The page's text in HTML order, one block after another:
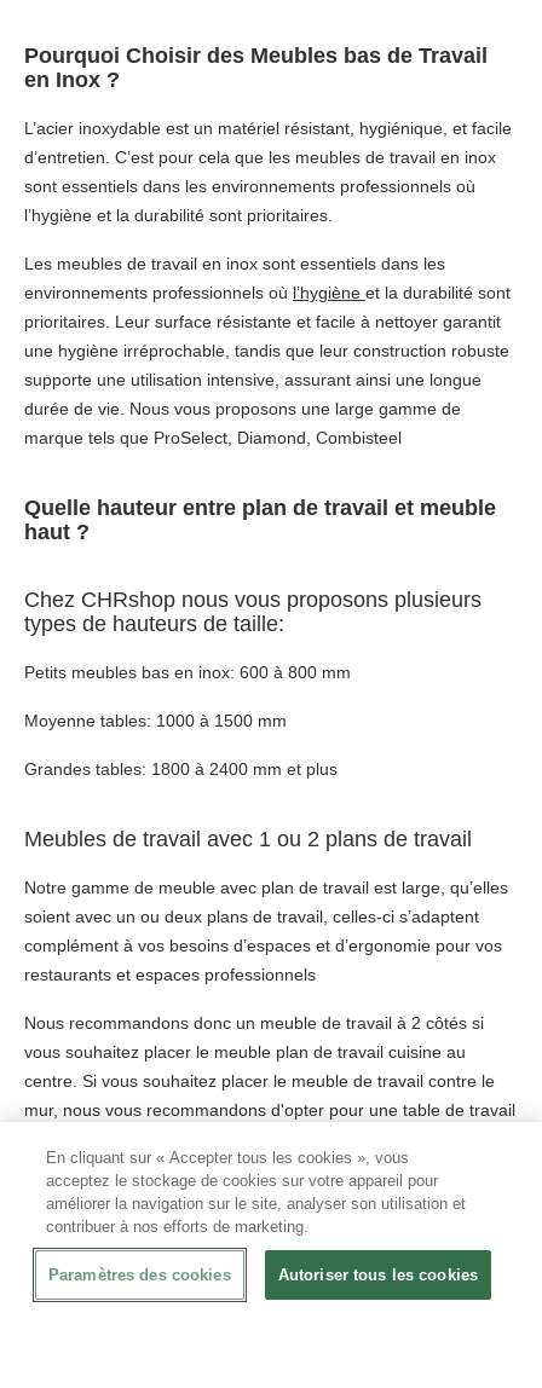
Pourquoi Choisir des Meubles bas de Travail
en Inox ?
L’acier inoxydable est un matériel résistant, hygiénique, et facile
d’entretien. C’est pour cela que les meubles de travail en inox
sont essentiels dans les environnements professionnels où
l’hygiène et la durabilité sont prioritaires.
Les meubles de travail en inox sont essentiels dans les
environnements professionnels où l’hygiène et la durabilité sont
prioritaires. Leur surface résistante et facile à nettoyer garantit
une hygiène irréprochable, tandis que leur construction robuste
supporte une utilisation intensive, assurant ainsi une longue
durée de vie. Nous vous proposons une large gamme de
marque tels que ProSelect, Diamond, Combisteel
Quelle hauteur entre plan de travail et meuble
haut ?
Chez CHRshop nous vous proposons plusieurs
types de hauteurs de taille:
Petits meubles bas en inox: 600 à 800 mm
Moyenne tables: 1000 à 1500 mm
Grandes tables: 1800 à 2400 mm et plus
Meubles de travail avec 1 ou 2 plans de travail
Notre gamme de meuble avec plan de travail est large, qu’elles
soient avec un ou deux plans de travail, celles-ci s’adaptent
complément à vos besoins d’espaces et d’ergonomie pour vos
restaurants et espaces professionnels
Nous recommandons donc un meuble de travail à 2 côtés si
vous souhaitez placer le meuble plan de travail cuisine au
centre. Si vous souhaitez placer le meuble de travail contre le
mur, nous vous recommandons d'opter pour une table de travail
Plan de travail sans portes ni tiroirs
Si vous n'avez pas la place pour une table plan de travail avec
des portes ou des tiroirs à charnières et que vous ne voulez pas
En cliquant sur « Accepter tous les cookies », vous
acceptez le stockage de cookies sur votre appareil pour
améliorer la navigation sur le site, analyser son utilisation et
contribuer à nos efforts de marketing.
Paramètres des cookies Autoriser tous les cookies